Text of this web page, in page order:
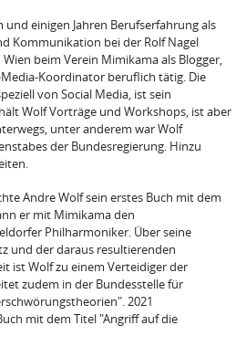
einigen Jahren Berufserfahrung als
Kommunikation bei der Rolf Nagel
beim Verein Mimikama als Blogger,
Koordinator beruflich tätig. Die
von Social Media, ist sein
Wolf Vorträge und Workshops, ist aber
unter anderem war Wolf
der Bundesregierung. Hinzu
Andre Wolf sein erstes Buch mit dem
er mit Mimikama den
Philharmoniker. Über seine
und der daraus resultierenden
ist Wolf zu einem Verteidiger der
zudem in der Bundesstelle für
2021
mit dem Titel "Angriff auf die